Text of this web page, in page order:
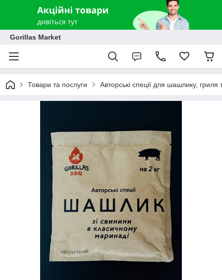
Gorillas Market
Товари та послуги Авторські спеції для шашлику, гриля